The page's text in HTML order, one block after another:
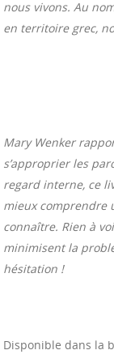
nous vivons. Au
en territoire grec,
Mary Wenker
s’approprier les
regard interne, ce
mieux comprendre
connaître. Rien à
minimisent la
hésitation !
Disponible dans la